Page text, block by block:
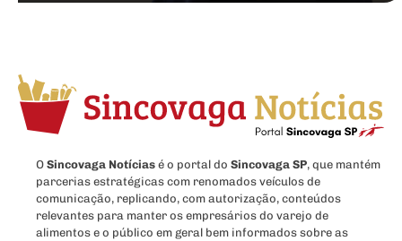
O Sincovaga Notícias é o portal do Sincovaga SP, que mantém
parcerias estratégicas com renomados veículos de
comunicação, replicando, com autorização, conteúdos
relevantes para manter os empresários do varejo de
alimentos e o público em geral bem informados sobre as